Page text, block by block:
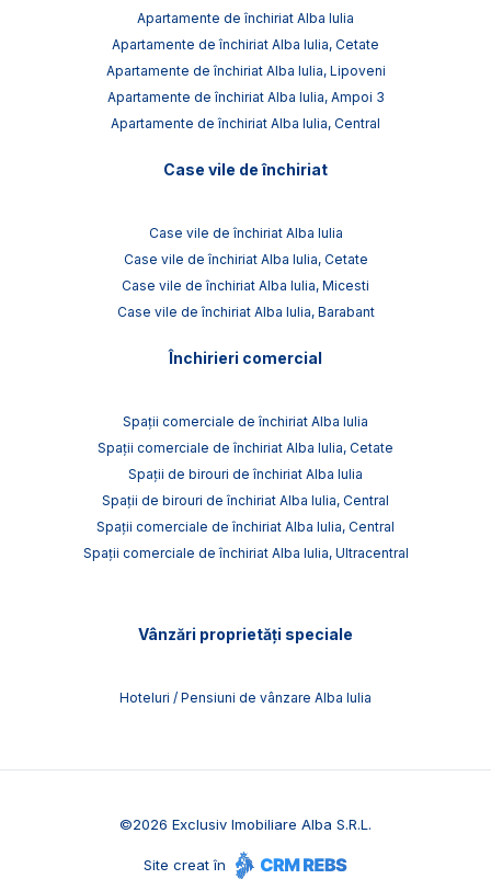
Apartamente de închiriat Alba Iulia
Apartamente de închiriat Alba Iulia, Cetate
Apartamente de închiriat Alba Iulia, Lipoveni
Apartamente de închiriat Alba Iulia, Ampoi 3
Apartamente de închiriat Alba Iulia, Central
Case vile de închiriat
Case vile de închiriat Alba Iulia
Case vile de închiriat Alba Iulia, Cetate
Case vile de închiriat Alba Iulia, Micesti
Case vile de închiriat Alba Iulia, Barabant
Închirieri comercial
Spații comerciale de închiriat Alba Iulia
Spații comerciale de închiriat Alba Iulia, Cetate
Spații de birouri de închiriat Alba Iulia
Spații de birouri de închiriat Alba Iulia, Central
Spații comerciale de închiriat Alba Iulia, Central
Spații comerciale de închiriat Alba Iulia, Ultracentral
Vânzări proprietăți speciale
Hoteluri / Pensiuni de vânzare Alba Iulia
©2026 Exclusiv Imobiliare Alba S.R.L.
Site creat în